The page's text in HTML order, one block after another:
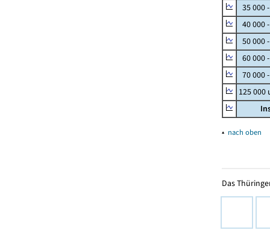
35 000
40 000
50 000
60 000
70 000
125
▴ nach oben
Das